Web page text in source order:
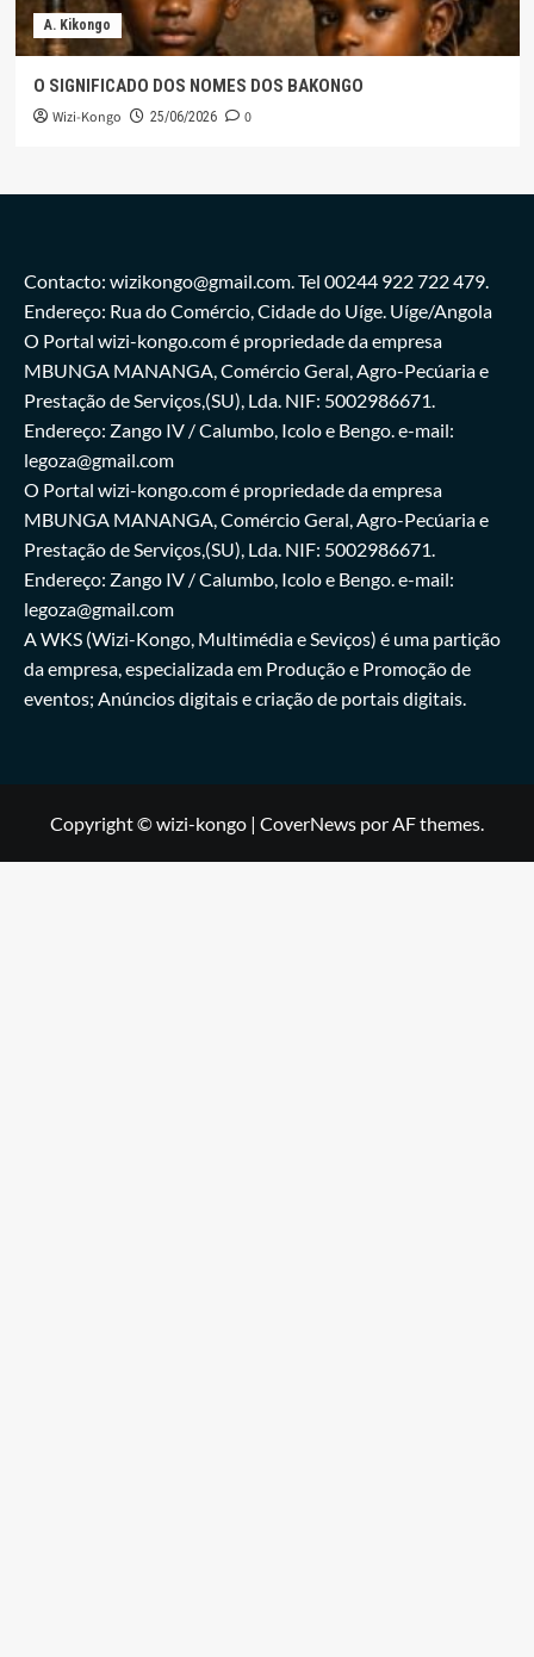
A. Kikongo
O SIGNIFICADO DOS NOMES DOS BAKONGO
Wizi-Kongo 25/06/2026 0
Contacto: wizikongo@gmail.com. Tel 00244 922 722 479.
Endereço: Rua do Comércio, Cidade do Uíge. Uíge/Angola
O Portal wizi-kongo.com é propriedade da empresa
MBUNGA MANANGA, Comércio Geral, Agro-Pecúaria e
Prestação de Serviços,(SU), Lda. NIF: 5002986671.
Endereço: Zango IV / Calumbo, Icolo e Bengo. e-mail:
legoza@gmail.com
O Portal wizi-kongo.com é propriedade da empresa
MBUNGA MANANGA, Comércio Geral, Agro-Pecúaria e
Prestação de Serviços,(SU), Lda. NIF: 5002986671.
Endereço: Zango IV / Calumbo, Icolo e Bengo. e-mail:
legoza@gmail.com
A WKS (Wizi-Kongo, Multimédia e Seviços) é uma partição
da empresa, especializada em Produção e Promoção de
eventos; Anúncios digitais e criação de portais digitais.
Copyright © wizi-kongo | CoverNews por AF themes.